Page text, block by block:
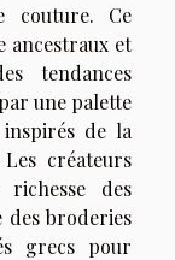
couture. Ce
ancestraux et
tendances
une palette
de la
créateurs
des
des broderies
grecs pour